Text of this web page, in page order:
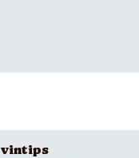
vintips